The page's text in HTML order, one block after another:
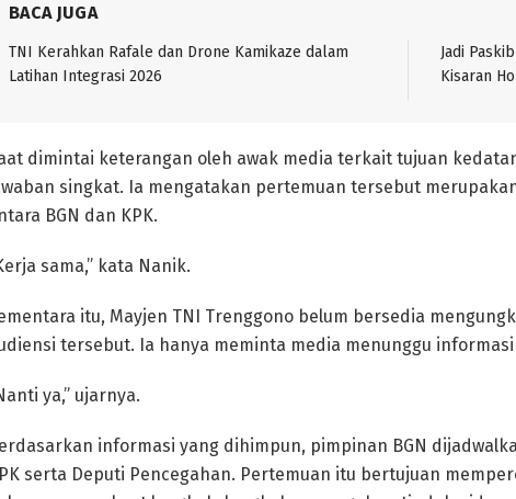
BACA JUGA
TNI Kerahkan Rafale dan Drone Kamikaze dalam
Latihan Integrasi 2026
Jadi
Kisaran
dimintai keterangan oleh awak media terkait tujuan
singkat. Ia mengatakan pertemuan tersebut
BGN dan KPK.
sama,” kata Nanik.
itu, Mayjen TNI Trenggono belum bersedia
tersebut. Ia hanya meminta media menunggu
ya,” ujarnya.
informasi yang dihimpun, pimpinan BGN
serta Deputi Pencegahan. Pertemuan itu bertujuan